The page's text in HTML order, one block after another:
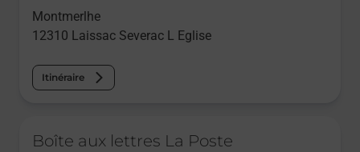
Montmerlhe
12310 Laissac Severac L Eglise
Itinéraire
Boîte aux lettres La Poste